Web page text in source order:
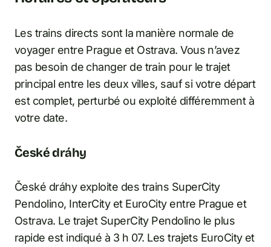
Les trains directs sont la manière normale de
voyager entre Prague et Ostrava. Vous n’avez
pas besoin de changer de train pour le trajet
principal entre les deux villes, sauf si votre départ
est complet, perturbé ou exploité différemment à
votre date.
České dráhy
České dráhy exploite des trains SuperCity
Pendolino, InterCity et EuroCity entre Prague et
Ostrava. Le trajet SuperCity Pendolino le plus
rapide est indiqué à 3 h 07. Les trajets EuroCity et